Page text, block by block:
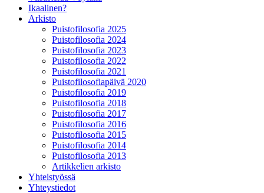
Ikaalinen?
Arkisto
Puistofilosofia 2025
Puistofilosofia 2024
Puistofilosofia 2023
Puistofilosofia 2022
Puistofilosofia 2021
Puistofilosofiapäivä 2020
Puistofilosofia 2019
Puistofilosofia 2018
Puistofilosofia 2017
Puistofilosofia 2016
Puistofilosofia 2015
Puistofilosofia 2014
Puistofilosofia 2013
Artikkelien arkisto
Yhteistyössä
Yhteystiedot